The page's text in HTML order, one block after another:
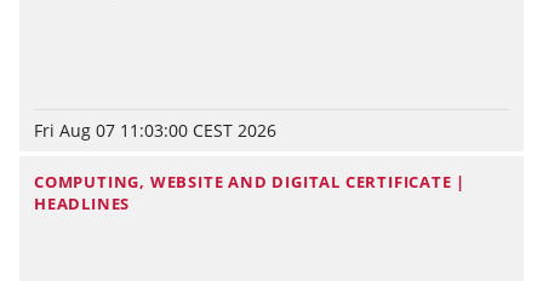
Fri Aug 07 11:03:00 CEST 2026
COMPUTING, WEBSITE AND DIGITAL CERTIFICATE |
HEADLINES